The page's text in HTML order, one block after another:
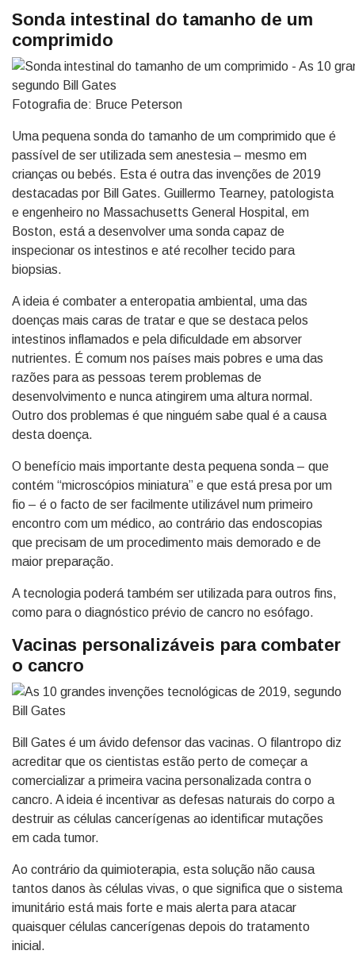
Sonda intestinal do tamanho de um
comprimido
Fotografia de: Bruce Peterson
Uma pequena sonda do tamanho de um comprimido que é
passível de ser utilizada sem anestesia – mesmo em
crianças ou bebés. Esta é outra das invenções de 2019
destacadas por Bill Gates. Guillermo Tearney, patologista
e engenheiro no Massachusetts General Hospital, em
Boston, está a desenvolver uma sonda capaz de
inspecionar os intestinos e até recolher tecido para
biopsias.
A ideia é combater a enteropatia ambiental, uma das
doenças mais caras de tratar e que se destaca pelos
intestinos inflamados e pela dificuldade em absorver
nutrientes. É comum nos países mais pobres e uma das
razões para as pessoas terem problemas de
desenvolvimento e nunca atingirem uma altura normal.
Outro dos problemas é que ninguém sabe qual é a causa
desta doença.
O benefício mais importante desta pequena sonda – que
contém “microscópios miniatura” e que está presa por um
fio – é o facto de ser facilmente utilizável num primeiro
encontro com um médico, ao contrário das endoscopias
que precisam de um procedimento mais demorado e de
maior preparação.
A tecnologia poderá também ser utilizada para outros fins,
como para o diagnóstico prévio de cancro no esófago.
Vacinas personalizáveis para combater
o cancro
Bill Gates é um ávido defensor das vacinas. O filantropo diz
acreditar que os cientistas estão perto de começar a
comercializar a primeira vacina personalizada contra o
cancro. A ideia é incentivar as defesas naturais do corpo a
destruir as células cancerígenas ao identificar mutações
em cada tumor.
Ao contrário da quimioterapia, esta solução não causa
tantos danos às células vivas, o que significa que o sistema
imunitário está mais forte e mais alerta para atacar
quaisquer células cancerígenas depois do tratamento
inicial.